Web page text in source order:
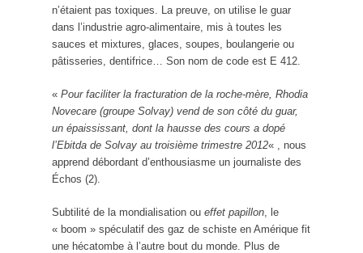
n’étaient pas toxiques. La preuve, on utilise le guar
dans l’industrie agro-alimentaire, mis à toutes les
sauces et mixtures, glaces, soupes, boulangerie ou
pâtisseries, dentifrice… Son nom de code est E 412.
« Pour faciliter la fracturation de la roche-mère, Rhodia
Novecare (groupe Solvay) vend de son côté du guar,
un épaississant, dont la hausse des cours a dopé
l’Ebitda de Solvay au troisième trimestre 2012« , nous
apprend débordant d’enthousiasme un journaliste des
Échos (2).
Subtilité de la mondialisation ou effet papillon , le
« boom » spéculatif des gaz de schiste en Amérique fit
une hécatombe à l’autre bout du monde. Plus de